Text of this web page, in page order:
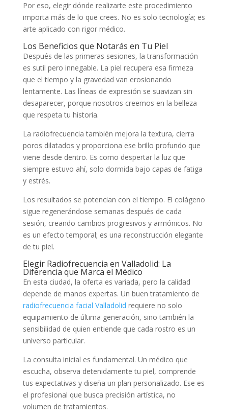
Por eso, elegir dónde realizarte este procedimiento
importa más de lo que crees. No es solo tecnología; es
arte aplicado con rigor médico.
Los Beneficios que Notarás en Tu Piel
Después de las primeras sesiones, la transformación
es sutil pero innegable. La piel recupera esa firmeza
que el tiempo y la gravedad van erosionando
lentamente. Las líneas de expresión se suavizan sin
desaparecer, porque nosotros creemos en la belleza
que respeta tu historia.
La radiofrecuencia también mejora la textura, cierra
poros dilatados y proporciona ese brillo profundo que
viene desde dentro. Es como despertar la luz que
siempre estuvo ahí, solo dormida bajo capas de fatiga
y estrés.
Los resultados se potencian con el tiempo. El colágeno
sigue regenerándose semanas después de cada
sesión, creando cambios progresivos y armónicos. No
es un efecto temporal; es una reconstrucción elegante
de tu piel.
Elegir Radiofrecuencia en Valladolid: La
Diferencia que Marca el Médico
En esta ciudad, la oferta es variada, pero la calidad
depende de manos expertas. Un buen tratamiento de
radiofrecuencia facial Valladolid requiere no solo
equipamiento de última generación, sino también la
sensibilidad de quien entiende que cada rostro es un
universo particular.
La consulta inicial es fundamental. Un médico que
escucha, observa detenidamente tu piel, comprende
tus expectativas y diseña un plan personalizado. Ese es
el profesional que busca precisión artística, no
volumen de tratamientos.